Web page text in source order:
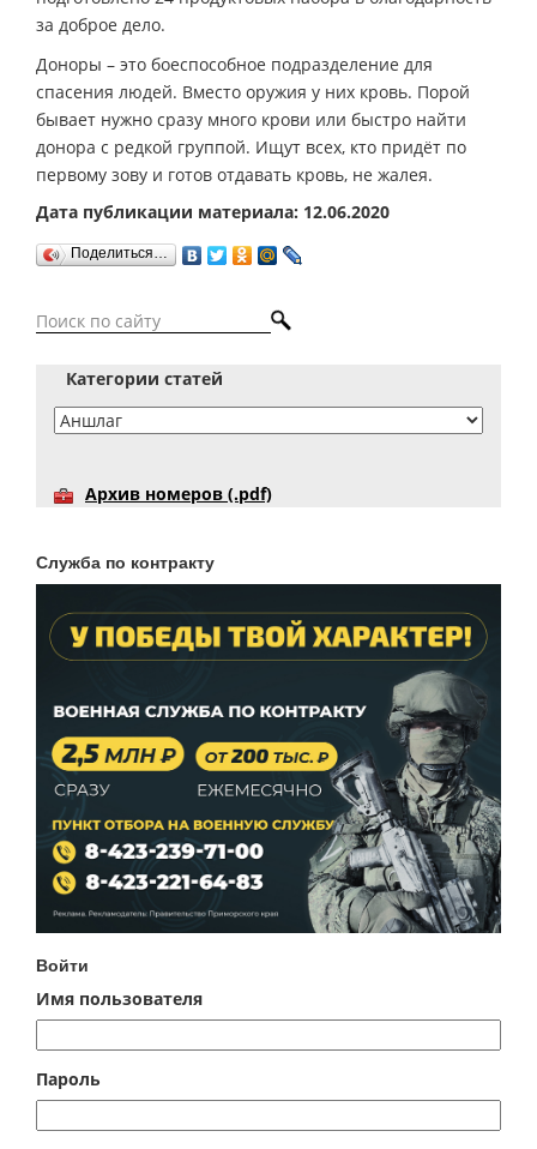
за доброе дело.
Доноры – это боеспособное подразделение для
спасения людей. Вместо оружия у них кровь. Порой
бывает нужно сразу много крови или быстро найти
донора с редкой группой. Ищут всех, кто придёт по
первому зову и готов отдавать кровь, не жалея.
Дата публикации материала: 12.06.2020
Поделиться…
Категории статей
Архив номеров (.pdf)
Служба по контракту
Войти
Имя пользователя
Пароль